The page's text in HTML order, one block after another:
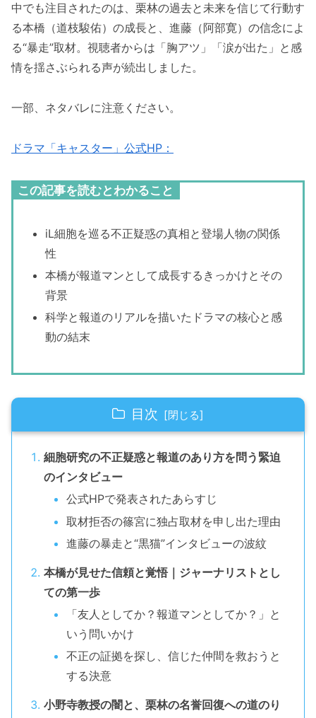
中でも注目されたのは、栗林の過去と未来を信じて行動す
る本橋（道枝駿佑）の成長と、進藤（阿部寛）の信念によ
る“暴走”取材。視聴者からは「胸アツ」「涙が出た」と感
情を揺さぶられる声が続出しました。
一部、ネタバレに注意ください。
ドラマ「キャスター」公式HP：
この記事を読むとわかること
iL細胞を巡る不正疑惑の真相と登場人物の関係
性
本橋が報道マンとして成長するきっかけとその
背景
科学と報道のリアルを描いたドラマの核心と感
動の結末
目次
細胞研究の不正疑惑と報道のあり方を問う緊迫
のインタビュー
公式HPで発表されたあらすじ
取材拒否の篠宮に独占取材を申し出た理由
進藤の暴走と“黒猫”インタビューの波紋
本橋が見せた信頼と覚悟｜ジャーナリストとし
ての第一歩
「友人としてか？報道マンとしてか？」と
いう問いかけ
不正の証拠を探し、信じた仲間を救おうと
する決意
小野寺教授の闇と、栗林の名誉回復への道のり